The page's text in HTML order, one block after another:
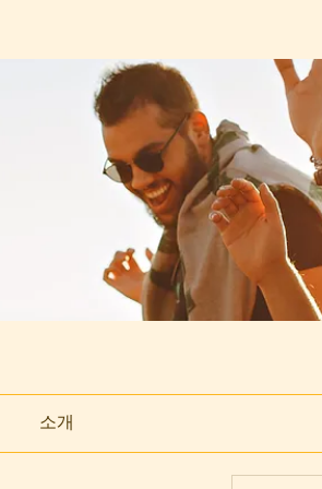
소개